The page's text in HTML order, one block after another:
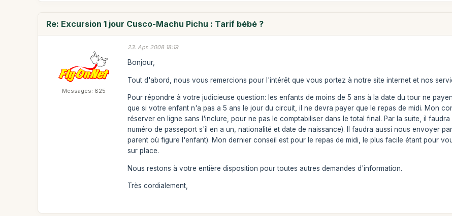
Re: Excursion 1 jour Cusco-Machu Pichu : Tarif bébé ?
Messages: 825
23. Apr. 2008 18:19
Bonjour,
Tout d'abord, nous vous remercions pour l'intérêt que vous portez à notre site internet et nos
Pour répondre à votre judicieuse question: les enfants de moins de 5 ans à la date du tour ne
que si votre enfant n'a pas a 5 ans le jour du circuit, il ne devra payer que le repas de midi. Mon
réserver en ligne sans l'inclure, pour ne pas le comptabiliser dans le total final. Par la suite, il
numéro de passeport s'il en a un, nationalité et date de naissance). Il faudra aussi nous envoyer
parent où figure l'enfant). Mon dernier conseil est pour le repas de midi, le plus facile étant pour
sur place.
Nous restons à votre entière disposition pour toutes autres demandes d'information.
Très cordialement,